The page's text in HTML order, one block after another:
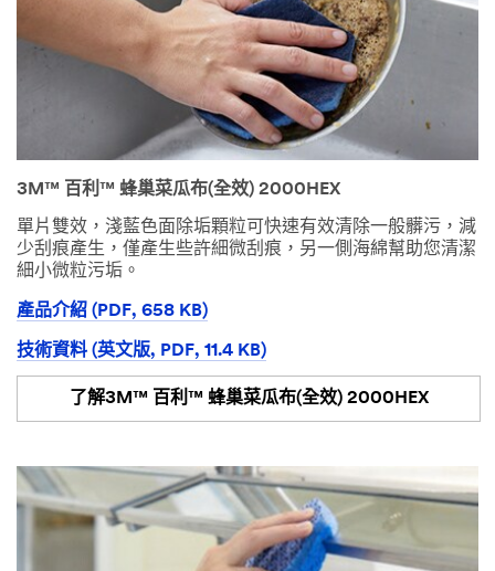
3M™ 百利™ 蜂巢菜瓜布(全效) 2000HEX
單片雙效，淺藍色面除垢顆粒可快速有效清除一般髒污，減
少刮痕產生，僅產生些許細微刮痕，另一側海綿幫助您清潔
細小微粒污垢。
產品介紹 (PDF, 658 KB)
技術資料 (英文版, PDF, 11.4 KB)
了解3M™ 百利™ 蜂巢菜瓜布(全效) 2000HEX